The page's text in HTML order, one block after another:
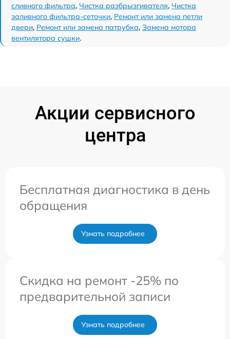
сливного фильтра, Чистка разбрызгивателя, Чистка
заливного фильтра-сеточки, Ремонт или замена петли
двери, Ремонт или замена патрубка, Замена мотора
вентилятора сушки.
Акции сервисного
центра
Бесплатная диагностика в день
обращения
Узнать подробнее
Скидка на ремонт -25% по
предварительной записи
Узнать подробнее